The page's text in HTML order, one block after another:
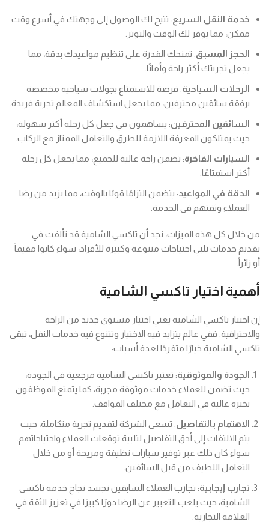
خدمة النقل السريع: تتيح لك الوصول إلى وجهتك في أسرع وقت
ممكن، مما يوفر لك الوقت والتوتر.
الحجز المسبق: تمنحك القدرة على تنظيم مواعيدك بدقة، مما
يجعل تجربتك أكثر راحة وأمانًا.
الرحلات السياحية: فرصة للاستمتاع بجولات سياحية مخصصة
برفقة سائقين محترفين، مما يجعل استكشاف المعالم تجربة فريدة.
السائقين المحترفين: يساهمون في جعل كل رحلة أكثر سهولة،
حيث يمتلكون المعرفة اللازمة للطرق والتعامل الممتاز مع الركاب.
السيارات الفاخرة: تضمن راحة عالية للجميع، مما يجعل كل رحلة
أكثر استمتاعًا.
الدقة في المواعيد: يتضمن التزامًا قويًا بالوقت، مما يزيد من رضا
العملاء وثقتهم في الخدمة.
من خلال كل هذه الميزات، نجد أن تاكسي الشامية قد تألقت في
تقديم خدمات تلبي احتياجات متنوعة وكبيرة للأفراد، سواء كانوا مقيماً
أو زائراً.
أهمية اختيار تاكسي الشامية
إن اختيار تاكسي الشامية يعني اختيار مستوى جديد من الراحة
والاحترافية. ففي عالم يتزايد فيه الاختيار وتتنوع فيه خدمات النقل، تبقى
تاكسي الشامية خيارًا متفردًا لعدة أسباب:
الجودة والموثوقية: تعتبر تاكسي الشامية مرجعية في الجودة،
حيث تضمن للعملاء خدمات موثوقة مجربة، كما يتمتع الموظفون
بخبرة عالية في التعامل مع مختلف المواقف.
الاهتمام بالتفاصيل: تسعى الشركة لتقديم تجربة متكاملة، حيث
يتم الالتفات إلى أدق التفاصيل لتلبية توقعات العملاء واحتياجاتهم.
سواء كان ذلك عبر توفير سيارات نظيفة ومريحة أو من خلال
التعامل اللطيف من قبل السائقين.
تجارب إيجابية: تجارب العملاء السابقين تجسد نجاح خدمة تاكسي
الشامية، حيث يلعب التعبير عن الرضا دورًا كبيرًا في تعزيز الثقة في
العلامة التجارية.